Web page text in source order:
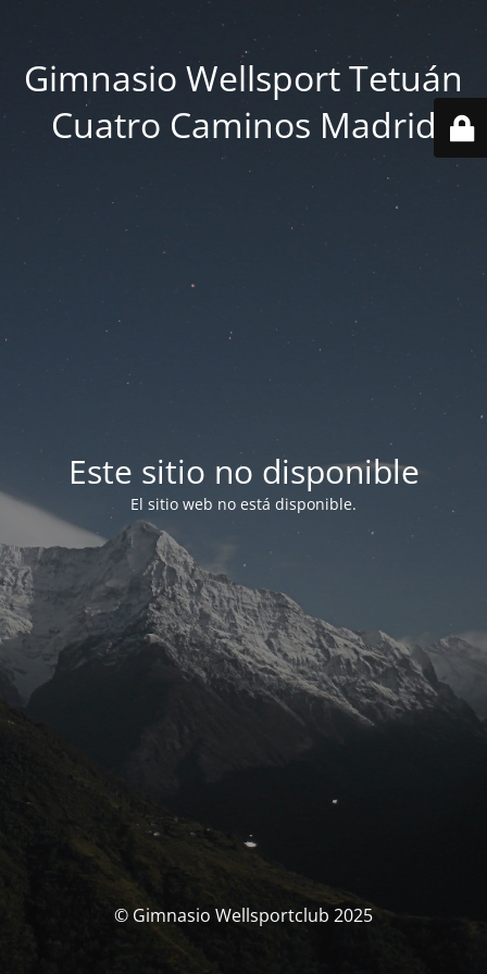
Gimnasio Wellsport Tetuán
Cuatro Caminos Madrid
Este sitio no disponible
El sitio web no está disponible.
© Gimnasio Wellsportclub 2025